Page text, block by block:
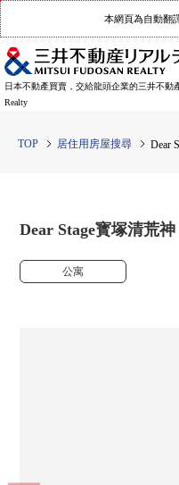
本網頁為自動翻
日本不動產買賣，交給龍頭企業的三井不動
Realty
TOP 居住用房屋搜尋 Dear
Dear Stage寳塚清荒神
公寓